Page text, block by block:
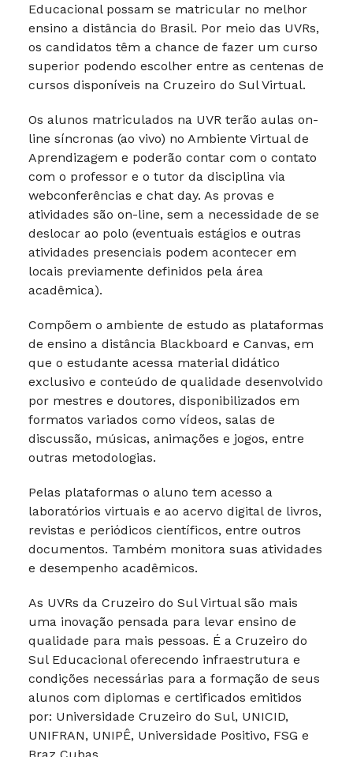
Educacional possam se matricular no melhor
ensino a distância do Brasil. Por meio das UVRs,
os candidatos têm a chance de fazer um curso
superior podendo escolher entre as centenas de
cursos disponíveis na Cruzeiro do Sul Virtual.
Os alunos matriculados na UVR terão aulas on-
line síncronas (ao vivo) no Ambiente Virtual de
Aprendizagem e poderão contar com o contato
com o professor e o tutor da disciplina via
webconferências e chat day. As provas e
atividades são on-line, sem a necessidade de se
deslocar ao polo (eventuais estágios e outras
atividades presenciais podem acontecer em
locais previamente definidos pela área
acadêmica).
Compõem o ambiente de estudo as plataformas
de ensino a distância Blackboard e Canvas, em
que o estudante acessa material didático
exclusivo e conteúdo de qualidade desenvolvido
por mestres e doutores, disponibilizados em
formatos variados como vídeos, salas de
discussão, músicas, animações e jogos, entre
outras metodologias.
Pelas plataformas o aluno tem acesso a
laboratórios virtuais e ao acervo digital de livros,
revistas e periódicos científicos, entre outros
documentos. Também monitora suas atividades
e desempenho acadêmicos.
As UVRs da Cruzeiro do Sul Virtual são mais
uma inovação pensada para levar ensino de
qualidade para mais pessoas. É a Cruzeiro do
Sul Educacional oferecendo infraestrutura e
condições necessárias para a formação de seus
alunos com diplomas e certificados emitidos
por: Universidade Cruzeiro do Sul, UNICID,
UNIFRAN, UNIPÊ, Universidade Positivo, FSG e